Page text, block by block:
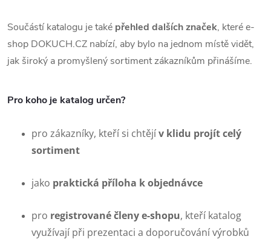
Součástí katalogu je také přehled dalších značek, které e-
shop DOKUCH.CZ nabízí, aby bylo na jednom místě vidět,
jak široký a promyšlený sortiment zákazníkům přinášíme.
Pro koho je katalog určen?
pro zákazníky, kteří si chtějív klidu projít celý
sortiment
jako praktická příloha k objednávce
pro registrované členy e-shopu, kteří katalog
využívají při prezentaci a doporučování výrobků